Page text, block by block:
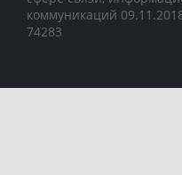
коммуникаций
74283